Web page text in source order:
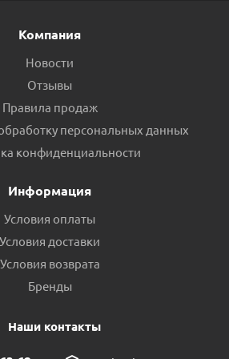
Компания
Новости
Отзывы
Правила продаж
персональных данных
конфиденциальности
Информация
Условия оплаты
Условия доставки
Условия возврата
Бренды
Наши контакты